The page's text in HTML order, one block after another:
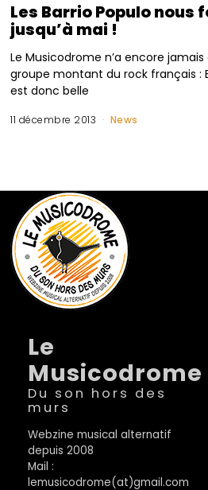
Les Barrio Populo nous
jusqu’à mai !
Le Musicodrome n’a encore
groupe montant du rock français :
est donc belle
11 décembre 2013 News
Le
Musicodrome
Du son hors des
murs
Webzine musical alternatif
depuis 2008
Mail :
lemusicodrome(at)gmail.com